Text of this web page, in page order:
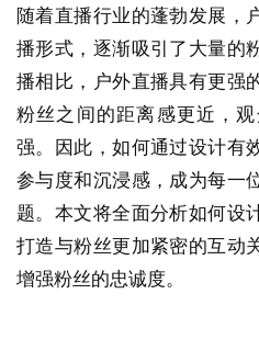
随着直播行业的蓬勃发展，
播形式，逐渐吸引了大量的
播相比，户外直播具有更强
粉丝之间的距离感更近，
强。因此，如何通过设计有
参与度和沉浸感，成为每一
题。本文将全面分析如何设
打造与粉丝更加紧密的互动
增强粉丝的忠诚度。